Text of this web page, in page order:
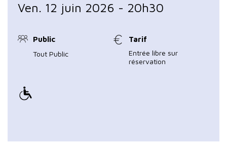
Ven. 12 juin 2026 - 20h30
Public
Tout Public
Tarif
Entrée libre sur
réservation